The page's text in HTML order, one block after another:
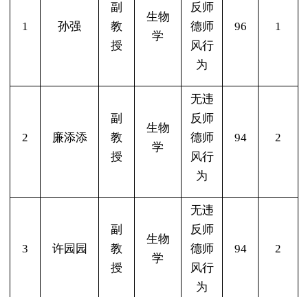
1 孙强
副
教
授
生物
学
反师
德师
风行
为
96 1
2 廉添添
副
教
授
生物
学
无违
反师
德师
风行
为
94 2
3 许园园
副
教
授
生物
学
无违
反师
德师
风行
为
94 2